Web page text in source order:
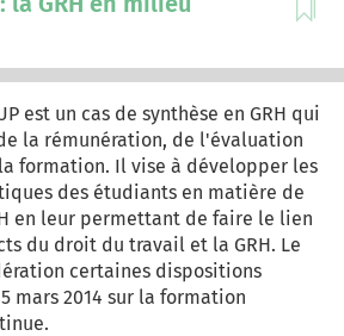
est un cas de synthèse en GRH qui
la rémunération, de l'évaluation
formation. Il vise à développer les
des étudiants en matière de
en leur permettant de faire le lien
du droit du travail et la GRH. Le
certaines dispositions
mars 2014 sur la formation